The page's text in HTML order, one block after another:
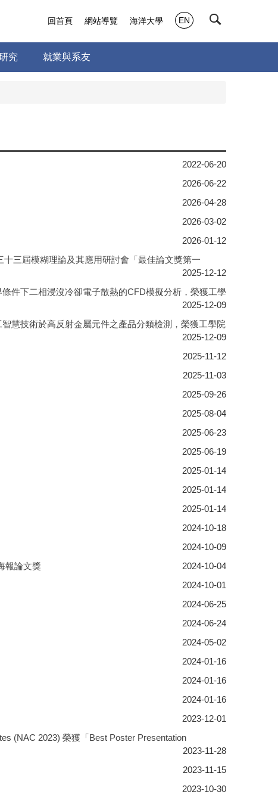
究 就業與系友
回首頁 網站導覽 海洋大學 EN
2022-06-20
2026-06-22
2026-04-28
2026-03-02
2026-01-12
三屆模糊理論及其應用研討會「最佳論文獎第一
2025-12-12
件下二相浸沒冷卻電子散熱的CFD模擬分析，榮獲工學
2025-12-09
慧技術於高反射金屬元件之產品分類檢測，榮獲工學院
2025-12-09
2025-11-12
2025-11-03
2025-09-26
2025-08-04
2025-06-23
2025-06-19
2025-01-14
2025-01-14
2025-01-14
2024-10-18
2024-10-09
報論文獎
2024-10-04
2024-10-01
2024-06-25
2024-06-24
2024-05-02
2024-01-16
2024-01-16
2024-01-16
2023-12-01
(NAC 2023) 榮獲「Best Poster Presentation
2023-11-28
2023-11-15
2023-10-30